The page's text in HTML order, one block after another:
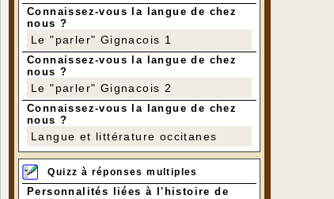
Connaissez-vous la langue de chez
nous ?
Le "parler" Gignacois 1
Connaissez-vous la langue de chez
nous ?
Le "parler" Gignacois 2
Connaissez-vous la langue de chez
nous ?
Langue et littérature occitanes
Quizz à réponses multiples
Personnalités liées à l'histoire de